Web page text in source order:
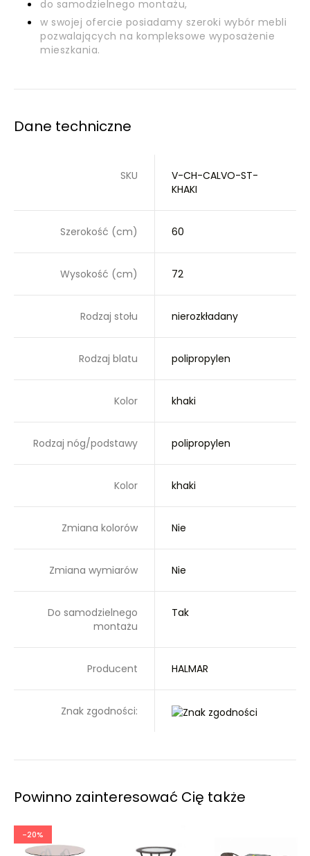
do samodzielnego montażu,
w swojej ofercie posiadamy szeroki wybór mebli
pozwalających na kompleksowe wyposażenie
mieszkania.
Dane techniczne
SKU
V-CH-CALVO-ST-
KHAKI
Szerokość (cm) 60
Wysokość (cm) 72
Rodzaj stołu nierozkładany
Rodzaj blatu polipropylen
Kolor khaki
Rodzaj nóg/podstawy polipropylen
Kolor khaki
Zmiana kolorów Nie
Zmiana wymiarów Nie
Do samodzielnego
montażu
Tak
Producent HALMAR
Znak zgodności:
Powinno zainteresować Cię także
-20%